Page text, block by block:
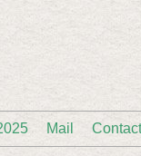
Mail Contact